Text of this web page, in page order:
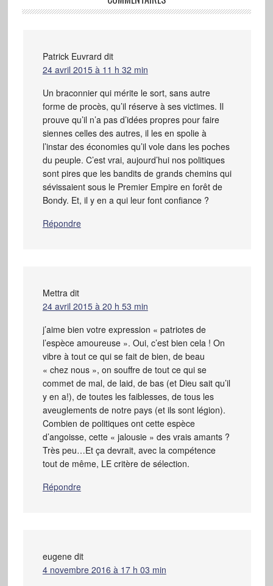
Patrick Euvrard dit
24 avril 2015 à 11 h 32 min
Un braconnier qui mérite le sort, sans autre
forme de procès, qu’il réserve à ses victimes. Il
prouve qu’il n’a pas d’idées propres pour faire
siennes celles des autres, il les en spolie à
l’instar des économies qu’il vole dans les poches
du peuple. C’est vrai, aujourd’hui nos politiques
sont pires que les bandits de grands chemins qui
sévissaient sous le Premier Empire en forêt de
Bondy. Et, il y en a qui leur font confiance ?
Répondre
Mettra dit
24 avril 2015 à 20 h 53 min
j’aime bien votre expression « patriotes de
l’espèce amoureuse ». Oui, c’est bien cela ! On
vibre à tout ce qui se fait de bien, de beau
« chez nous », on souffre de tout ce qui se
commet de mal, de laid, de bas (et Dieu sait qu’il
y en a!), de toutes les faiblesses, de tous les
aveuglements de notre pays (et ils sont légion).
Combien de politiques ont cette espèce
d’angoisse, cette « jalousie » des vrais amants ?
Très peu…Et ça devrait, avec la compétence
tout de même, LE critère de sélection.
Répondre
eugene dit
4 novembre 2016 à 17 h 03 min